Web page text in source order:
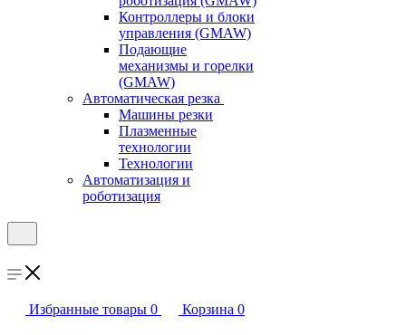
Контроллеры и блоки
управления (GMAW)
Подающие
механизмы и горелки
(GMAW)
Автоматическая резка
Машины резки
Плазменные
технологии
Технологии
Автоматизация и
роботизация
Избранные товары 0 Корзина 0